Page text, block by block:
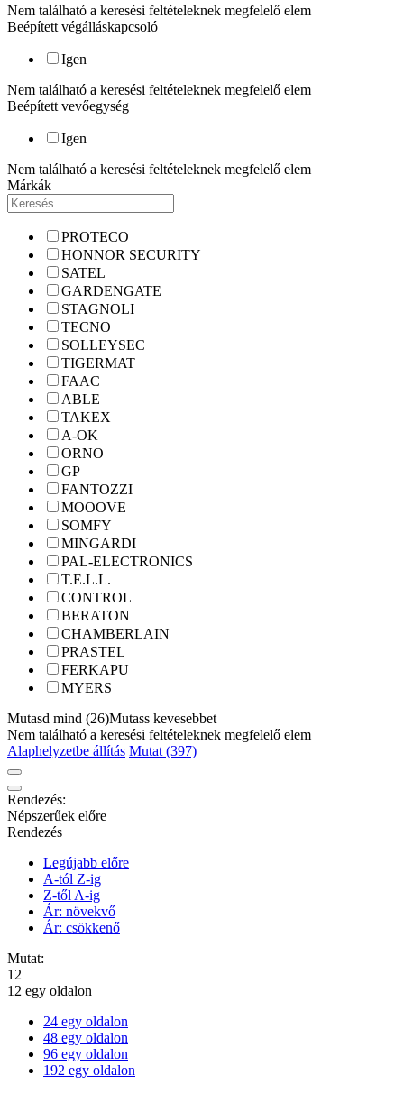
Nem található a keresési feltételeknek megfelelő elem
Beépített végálláskapcsoló
Igen
Nem található a keresési feltételeknek megfelelő elem
Beépített vevőegység
Igen
Nem található a keresési feltételeknek megfelelő elem
Márkák
PROTECO
HONNOR SECURITY
SATEL
GARDENGATE
STAGNOLI
TECNO
SOLLEYSEC
TIGERMAT
FAAC
ABLE
TAKEX
A-OK
ORNO
GP
FANTOZZI
MOOOVE
SOMFY
MINGARDI
PAL-ELECTRONICS
T.E.L.L.
CONTROL
BERATON
CHAMBERLAIN
PRASTEL
FERKAPU
MYERS
Mutasd mind (26)Mutass kevesebbet
Nem található a keresési feltételeknek megfelelő elem
Alaphelyzetbe állítás Mutat (397)
Rendezés:
Népszerűek előre
Rendezés
Legújabb előre
A-tól Z-ig
Z-től A-ig
Ár: növekvő
Ár: csökkenő
Mutat:
12
12 egy oldalon
24 egy oldalon
48 egy oldalon
96 egy oldalon
192 egy oldalon